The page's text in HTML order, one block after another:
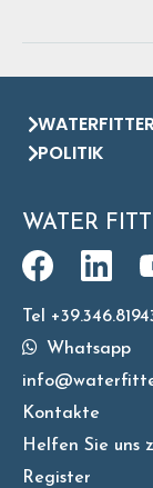
POLITIK
WATER
Tel
Whatsapp
Kontakte
Helfen Sie uns
Register